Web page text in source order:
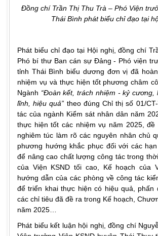
Đồng chí Trần Thị Thu Trà – Phó Viện
Thái Bình phát biểu chỉ đạo tại
Phát biểu chỉ đạo tại Hội nghị, đồng chí
Phó bí thư Ban cán sự Đảng - Phó viện
tỉnh Thái Bình biểu dương đơn vị đã
nhiệm vụ và thực hiện tốt phương châm
Ngành “Đoàn kết, trách nhiệm - kỷ cương,
lĩnh, hiệu quả” theo đúng Chỉ thị số 01/
tác của ngành Kiểm sát nhân dân năm
thực hiện tốt các nhiệm vụ năm 2025, đề
nghiêm túc làm rõ các nguyên nhân chủ
phương hướng khắc phục đối với các
để nâng cao chất lượng công tác trong
của Viện KSND tối cao, Kế hoạch của
hướng dẫn của các phòng về công tác
để triển khai thực hiện có hiệu quả, phấn
các chỉ tiêu đã đề ra trong Kế hoạch,
năm 2025…
Phát biểu kết luận hội nghị, đồng chí